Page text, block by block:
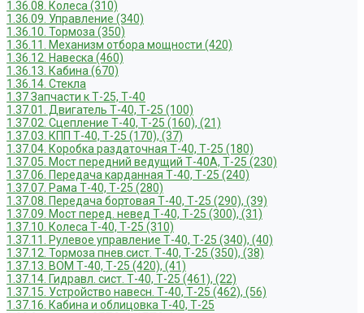
1.36.08. Колеса (310)
1.36.09. Управление (340)
1.36.10. Тормоза (350)
1.36.11. Механизм отбора мощности (420)
1.36.12. Навеска (460)
1.36.13. Кабина (670)
1.36.14. Стекла
1.37 Запчасти к Т-25, Т-40
1.37.01. Двигатель Т-40, Т-25 (100)
1.37.02. Сцепление Т-40, Т-25 (160), (21)
1.37.03. КПП Т-40, Т-25 (170), (37)
1.37.04. Коробка раздаточная Т-40, Т-25 (180)
1.37.05. Мост передний ведущий Т-40А, Т-25 (230)
1.37.06. Передача карданная Т-40, Т-25 (240)
1.37.07. Рама Т-40, Т-25 (280)
1.37.08. Передача бортовая Т-40, Т-25 (290), (39)
1.37.09. Мост перед. невед Т-40, Т-25 (300), (31)
1.37.10. Колеса Т-40, Т-25 (310)
1.37.11. Рулевое управление Т-40, Т-25 (340), (40)
1.37.12. Тормоза пнев.сист. Т-40, Т-25 (350), (38)
1.37.13. ВОМ Т-40, Т-25 (420), (41)
1.37.14. Гидравл. сист. Т-40, Т-25 (461), (22)
1.37.15. Устройство навесн. Т-40, Т-25 (462), (56)
1.37.16. Кабина и облицовка Т-40, Т-25